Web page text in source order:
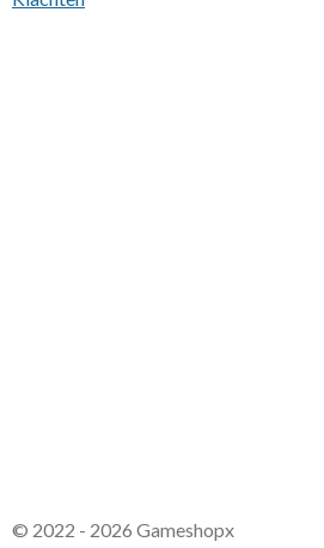
© 2022 - 2026 Gameshopx